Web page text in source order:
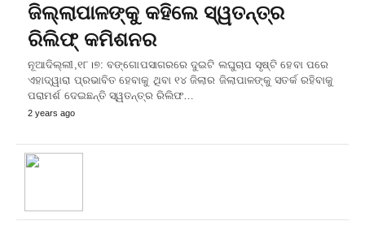
ଜିଲ୍ଲାପାଳଙ୍କୁ କହିଲେ ସ୍ୱତନ୍ତ୍ର
ରିଲିଫ୍ କମିଶନର
ନୂଆଦିଲ୍ଲୀ,୧୮।୭: ବଙ୍ଗୋପସାଗରରେ ଦୁଇଟି ଲଘୁଚାପ ସୃଷ୍ଟି ହେବା ପରେ
ଏହାଦ୍ୱାରା ପ୍ରଭାବିତ ହେବାକୁ ଥିବା ୧୪ ଜିଲାର ଜିଲାପାଳଙ୍କୁ ସତର୍କ ରହିବାକୁ
ପରାମର୍ଶ ଦେଇଛନ୍ତି ସ୍ୱତନ୍ତ୍ର ରିଲିଫ…
2 years ago